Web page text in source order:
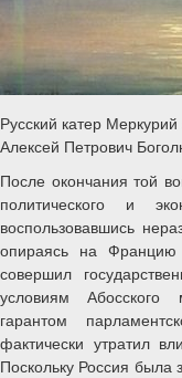
Русский катер
Алексей Петрович
После окончания той
политического и
воспользовавшись
опираясь на Францию
совершил
условиям Абосского
гарантом
фактически утратил
Поскольку Россия была